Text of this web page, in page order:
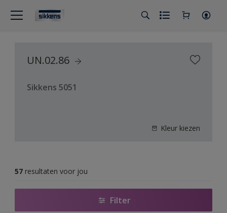
UN.02.86
Sikkens 5051
Kleur kiezen
57 resultaten voor jou
Filter